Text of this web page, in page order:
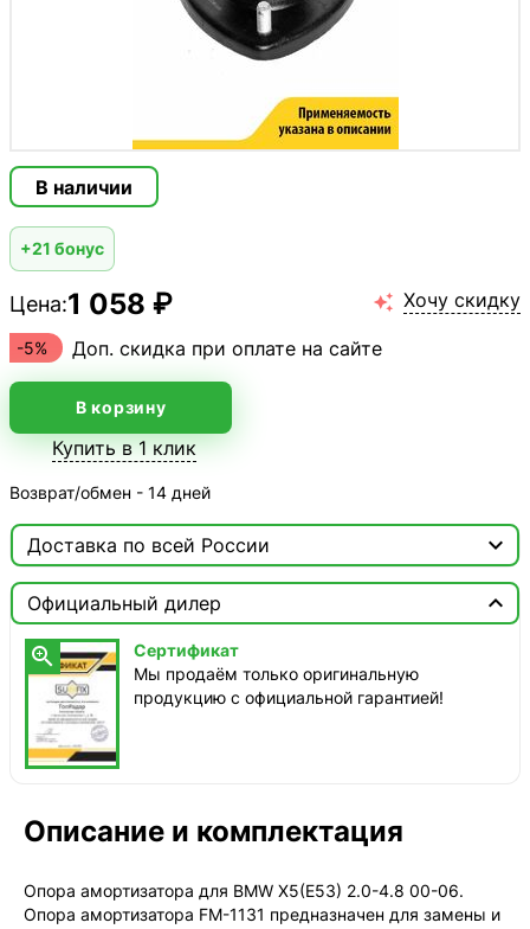
В наличии
+21 бонус
Цена:1 058 ₽  Хочу скидку
-5% Доп. скидка при оплате на сайте
В корзину
Купить в 1 клик
Возврат/обмен - 14 дней
Доставка по всей России 
 Москва
ТопРадар — Курьер
сегодня, от 350 ₽
ТопРадар — Самовывоз
сегодня, бесплатно
наб. Бережковская, д. 20, стр. 19
1-3 дня, от 385 ₽
Официальный дилер


Сертификат
Мы продаём только оригинальную
продукцию с официальной гарантией!
Описание и комплектация
Опора амортизатора для BMW X5(E53) 2.0-4.8 00-06.
Опора амортизатора FM-1131 предназначен для замены и